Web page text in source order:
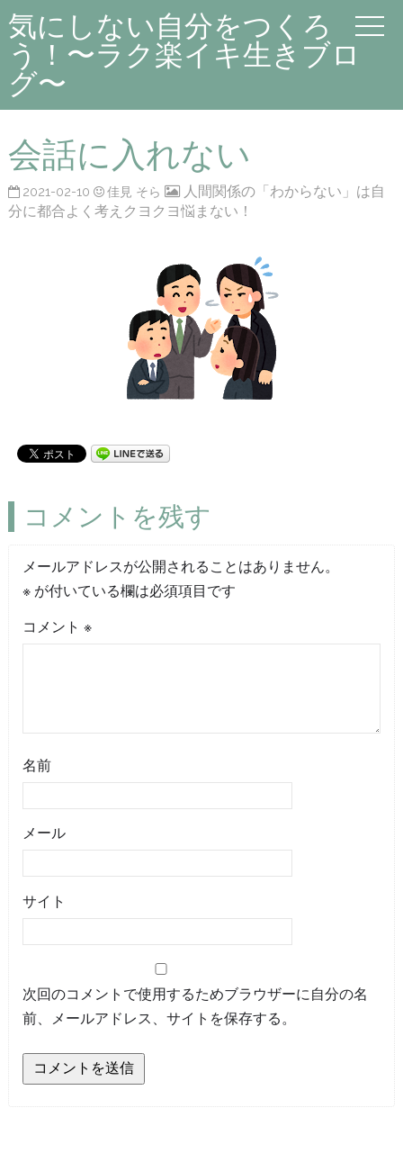
気にしない自分をつくろ
う！〜ラク楽イキ生きブロ
グ〜
会話に入れない
2021-02-10 佳見 そら
人間関係の「わからない」は自
分に都合よく考えクヨクヨ悩まない！
コメントを残す
メールアドレスが公開されることはありません。
※が付いている欄は必須項目です
コメント ※
名前
メール
サイト
次回のコメントで使用するためブラウザーに自分の名
前、メールアドレス、サイトを保存する。